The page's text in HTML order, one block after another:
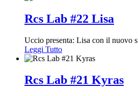
Rcs Lab #22 Lisa
Uccio presenta: Lisa con il nuovo
Leggi Tutto
Rcs Lab #21 Kyras